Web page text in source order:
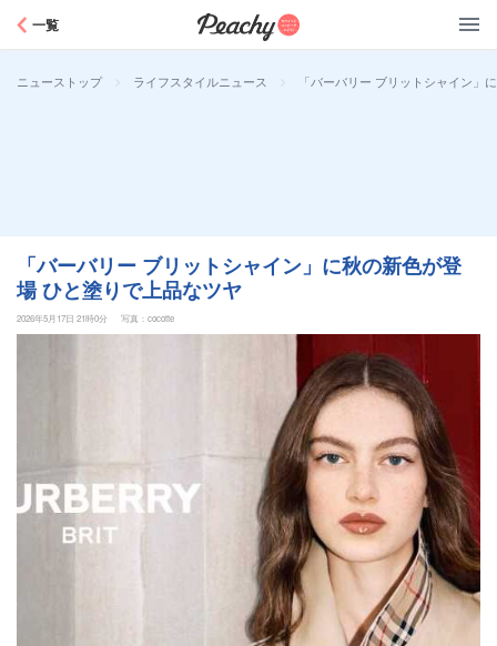
一覧
ニューストップ > ライフスタイルニュース > 「バーバリー ブリットシャイン」
「バーバリー ブリットシャイン」に秋の新色が登
場 ひと塗りで上品なツヤ
2026年5月17日 21時0分 写真：cocotte